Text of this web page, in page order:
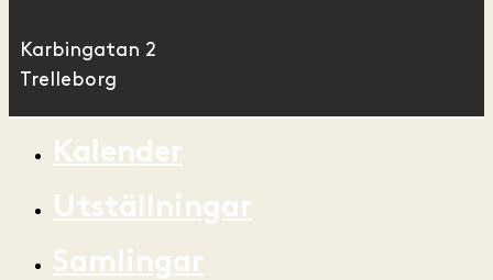
Karbingatan 2
Trelleborg
Kalender
Utställningar
Samlingar